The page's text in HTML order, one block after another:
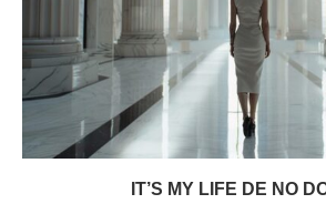
IT’S MY LIFE DE NO